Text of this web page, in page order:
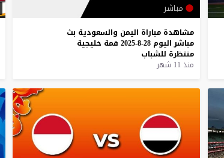
مباشر
مشاهدة مباراة اليمن والسعودية بث
مباشر اليوم 28-8-2025 قمة خليجية
منتظرة للشباب
منذ 11 شهر